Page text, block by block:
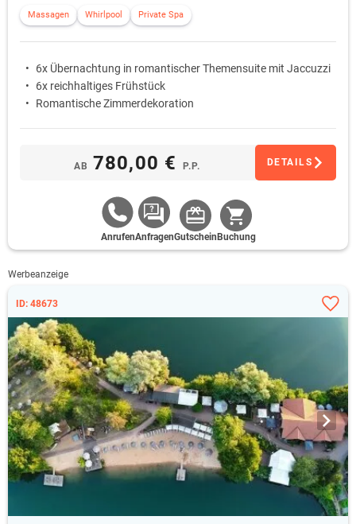
Massagen Whirlpool Private Spa
6x Übernachtung in romantischer Themensuite mit Jaccuzzi
6x reichhaltiges Frühstück
Romantische Zimmerdekoration
AB 780,00 € P.P. DETAILS
AnrufenAnfragenGutschein Buchung
Werbeanzeige
ID: 48673